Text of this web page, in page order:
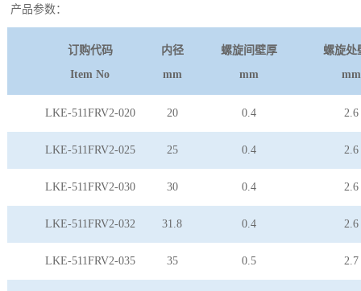
产品参数：
订购代码
Item No
内径
mm
螺旋间壁厚
mm
螺旋处
mm
LKE-511FRV2-020 20 0.4 2.6
LKE-511FRV2-025 25 0.4 2.6
LKE-511FRV2-030 30 0.4 2.6
LKE-511FRV2-032 31.8 0.4 2.6
LKE-511FRV2-035 35 0.5 2.7